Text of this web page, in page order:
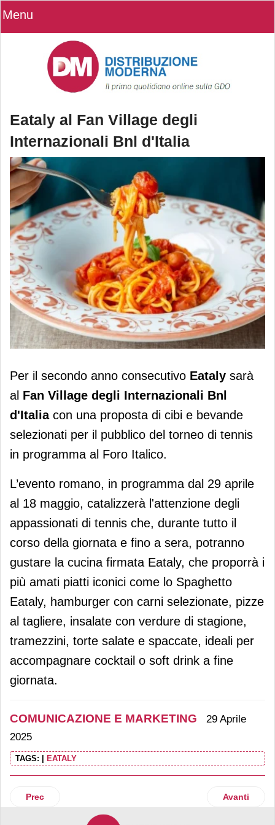
Menu
Eataly al Fan Village degli
Internazionali Bnl d'Italia
Eataly al Fan Village degli
Per il secondo anno consecutivo Eataly sarà
al Fan Village degli Internazionali Bnl
d'Italiacon una proposta di cibi e bevande
selezionati per il pubblico del torneo di tennis
in programma al Foro Italico.
L’evento romano, in programma dal 29 aprile
al 18 maggio, catalizzerà l'attenzione degli
appassionati di tennis che, durante tutto il
corso della giornata e fino a sera, potranno
gustare la cucina firmata Eataly, che proporrà i
più amati piatti iconici come lo Spaghetto
Eataly, hamburger con carni selezionate, pizze
al tagliere, insalate con verdure di stagione,
tramezzini, torte salate e spaccate, ideali per
accompagnare cocktail o soft drink a fine
giornata.
COMUNICAZIONE E MARKETING
29 Aprile
2025
TAGS: EATALY
Articolo precedente: Visual rebranding per Pasta Dalla
Prec Articolo
Avanti